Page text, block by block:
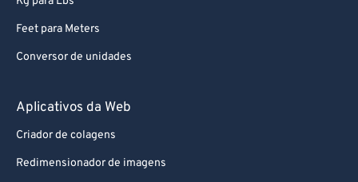
Feet para Meters
Conversor de unidades
Aplicativos da Web
Criador de colagens
Redimensionador de imagens